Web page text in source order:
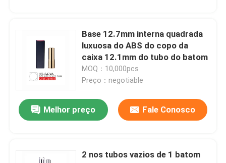
Caixa do tubo do batom
Garrafa vazia do brilho do bordo
Pen Packaging cosmético
Base 12.7mm interna quadrada
luxuosa do ABS do copo da
caixa 12.1mm do tubo do batom
MOQ：10,000pcs
Preço：negotiable
Melhor preço Fale Conosco
2 nos tubos vazios de 1 batom